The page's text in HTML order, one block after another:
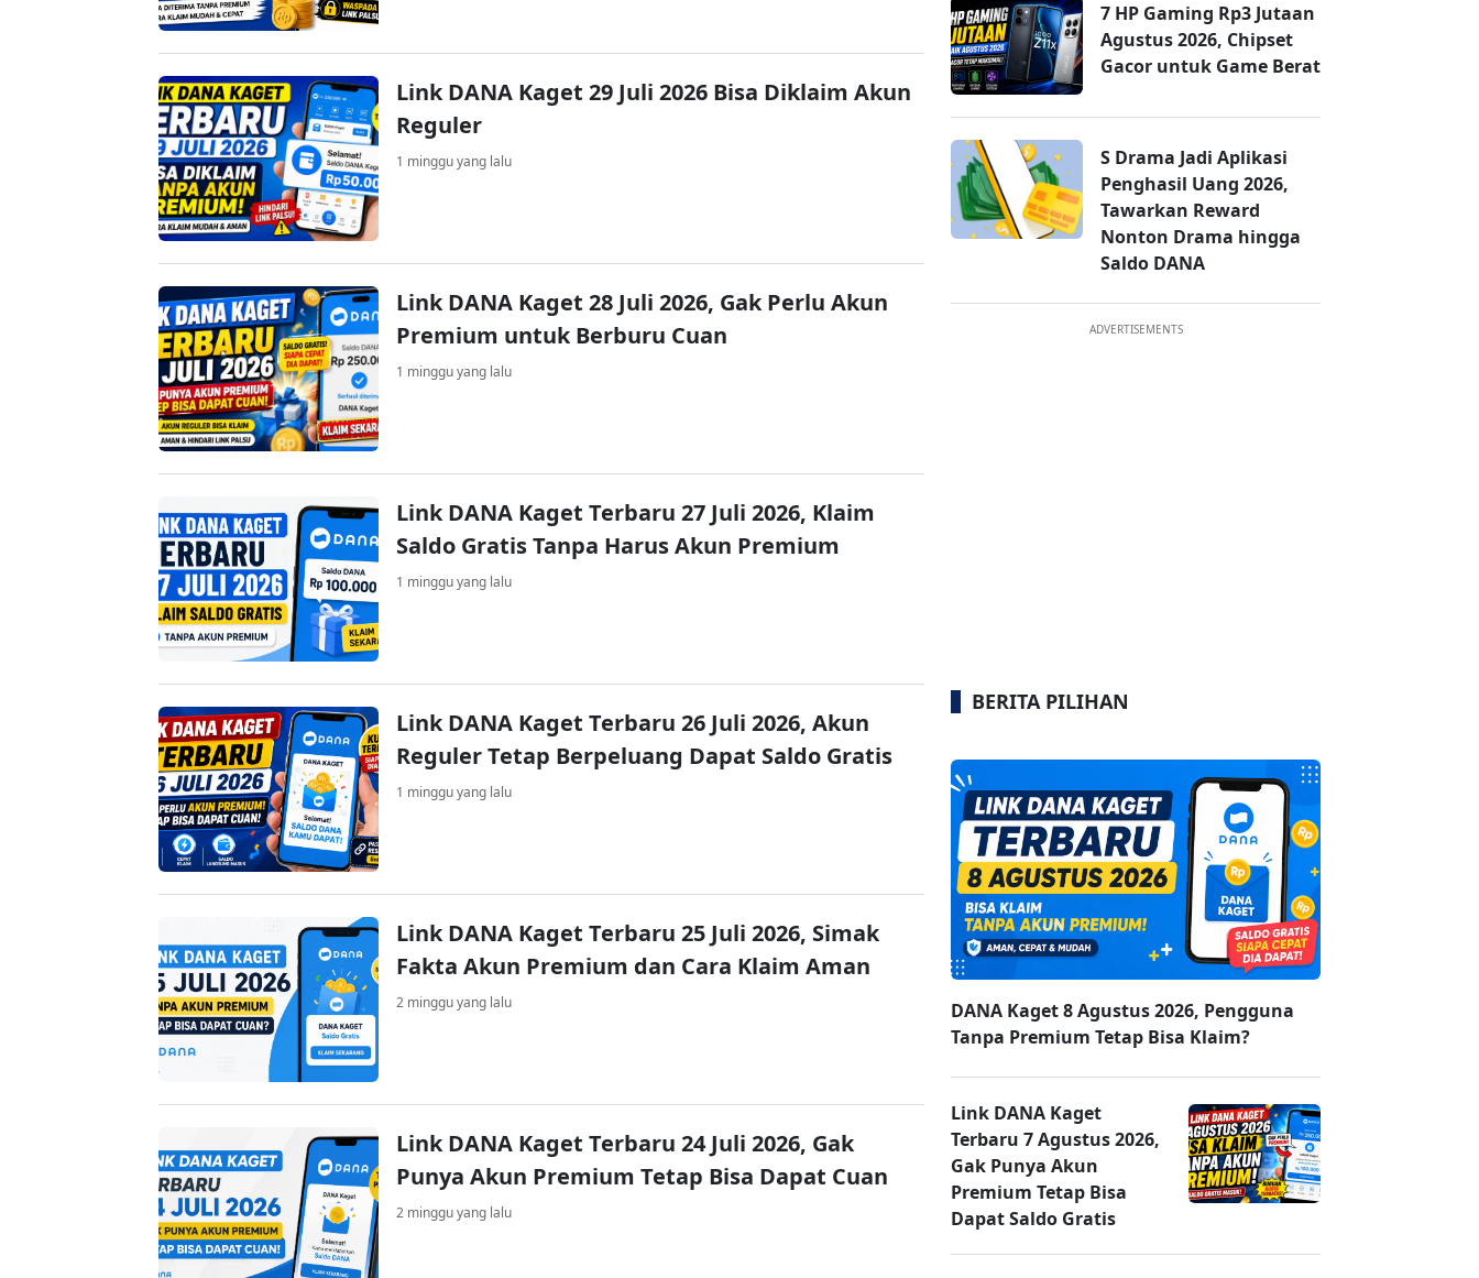
Link DANA Kaget 29 Juli 2026 Bisa Diklaim Akun
Reguler
1 minggu yang lalu
Link DANA Kaget 28 Juli 2026, Gak Perlu Akun
Premium untuk Berburu Cuan
1 minggu yang lalu
Link DANA Kaget Terbaru 27 Juli 2026, Klaim
Saldo Gratis Tanpa Harus Akun Premium
1 minggu yang lalu
Link DANA Kaget Terbaru 26 Juli 2026, Akun
Reguler Tetap Berpeluang Dapat Saldo Gratis
1 minggu yang lalu
Link DANA Kaget Terbaru 25 Juli 2026, Simak
Fakta Akun Premium dan Cara Klaim Aman
2 minggu yang lalu
Link DANA Kaget Terbaru 24 Juli 2026, Gak
Punya Akun Premium Tetap Bisa Dapat Cuan
2 minggu yang lalu
7 HP Gaming Rp3 Jutaan
Agustus 2026, Chipset
Gacor untuk Game Berat
S Drama Jadi Aplikasi
Penghasil Uang 2026,
Tawarkan Reward
Nonton Drama hingga
Saldo DANA
ADVERTISEMENTS
BERITA PILIHAN
DANA Kaget 8 Agustus 2026, Pengguna
Tanpa Premium Tetap Bisa Klaim?
Link DANA Kaget
Terbaru 7 Agustus 2026,
Gak Punya Akun
Premium Tetap Bisa
Dapat Saldo Gratis